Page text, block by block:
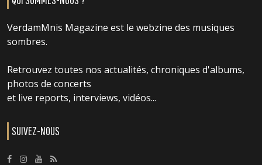
VerdamMnis Magazine est le webzine des musiques
sombres.
Retrouvez toutes nos actualités, chroniques d'albums,
photos de concerts
et live reports, interviews, vidéos...
SUIVEZ-NOUS